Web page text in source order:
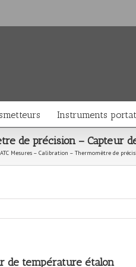
Instruments
de précision – Capteur
ATC Mesures – Calibration – Thermomètre de
de température étalon